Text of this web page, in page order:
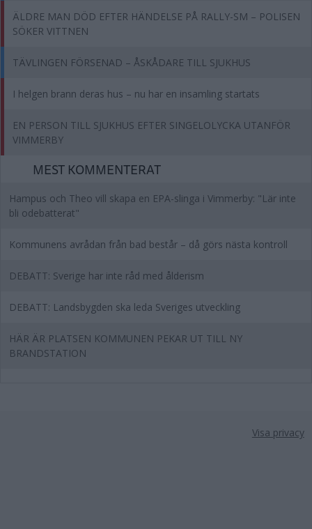
ÄLDRE MAN DÖD EFTER HÄNDELSE PÅ RALLY-SM – POLISEN
SÖKER VITTNEN
TÄVLINGEN FÖRSENAD – ÅSKÅDARE TILL SJUKHUS
I helgen brann deras hus – nu har en insamling startats
EN PERSON TILL SJUKHUS EFTER SINGELOLYCKA UTANFÖR
VIMMERBY
MEST KOMMENTERAT
Hampus och Theo vill skapa en EPA-slinga i Vimmerby: "Lär inte
bli odebatterat"
Kommunens avrådan från bad består – då görs nästa kontroll
DEBATT: Sverige har inte råd med ålderism
DEBATT: Landsbygden ska leda Sveriges utveckling
HÄR ÄR PLATSEN KOMMUNEN PEKAR UT TILL NY
BRANDSTATION
Visa privacy